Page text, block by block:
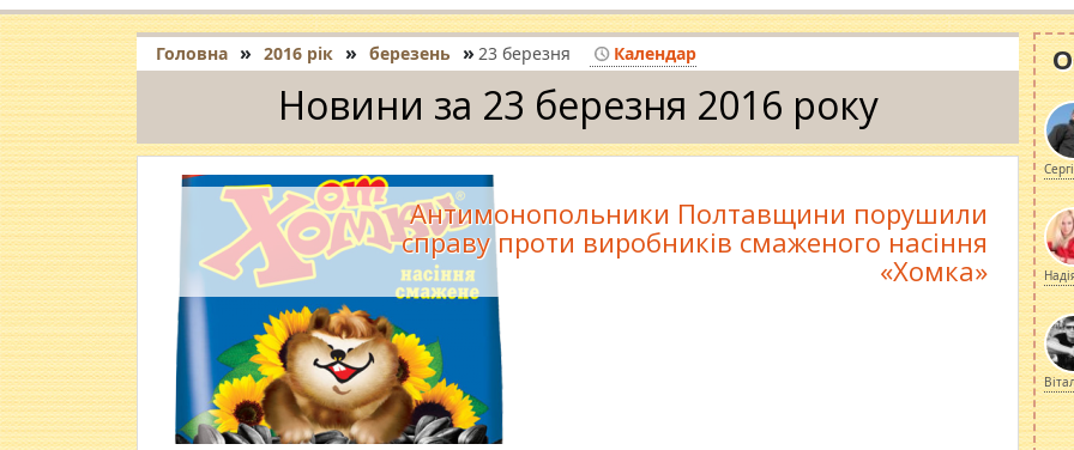
Головна » 2016 рік » березень » 23 березня Календар
Новини за 23 березня 2016 року
Антимонопольники Полтавщини порушили
справу проти виробників смаженого насіння
«Хомка»